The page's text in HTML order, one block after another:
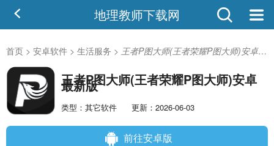
地理教师下载网
首页 > 安卓软件 > 生活服务 > 王者P图大师(王者荣耀P图大师)安卓最新版app下载_王者P图大师(王者荣耀P图大师)安卓最新版V2.8.31安卓版
王者P图大师(王者荣耀P图大师)安卓
最新版
类型：其它软件 更新：2026-06-03
前往安卓版